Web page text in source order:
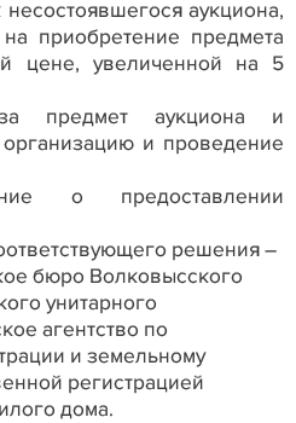
аукциона,
приобретение предмета
цене, увеличенной на 5
предмет аукциона и
организацию и проведение
о предоставлении
решения –
бюро Волковысского
унитарного
агентство по
и земельному
регистрацией
дома.